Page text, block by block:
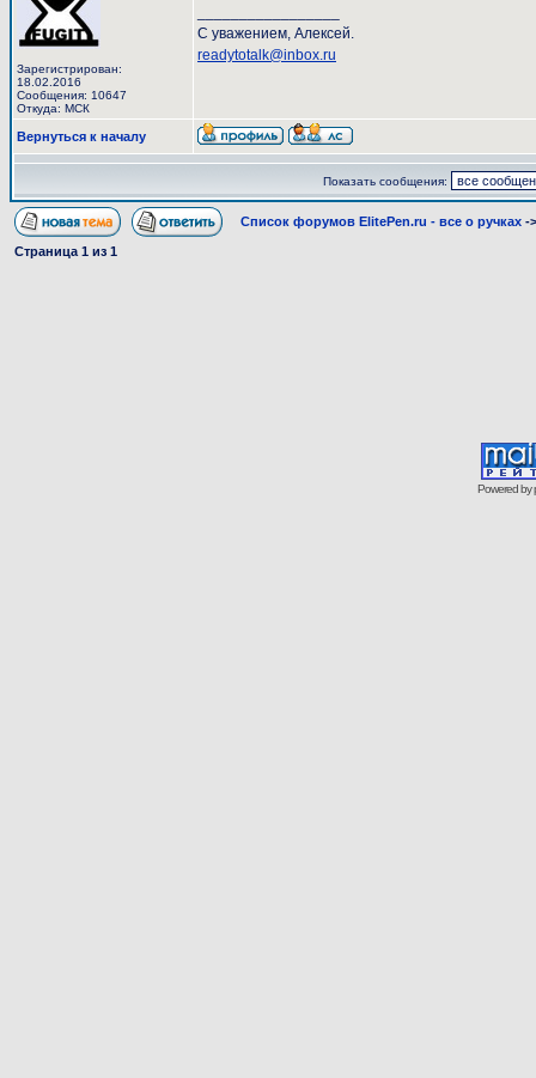
Зарегистрирован:
18.02.2016
Сообщения: 10647
Откуда: МСК
С уважением, Алексей.
readytotalk@inbox.ru
Вернуться к началу
Показать сообщения:
Список форумов ElitePen.ru - все о ручках -
Страница 1 из 1
Powered by